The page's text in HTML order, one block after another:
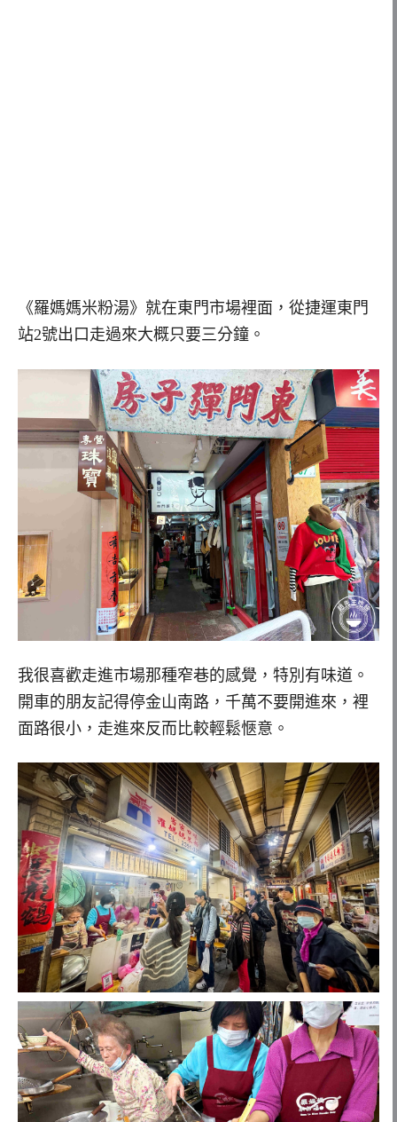
《羅媽媽米粉湯》就在東門市場裡面，從捷運東門
站2號出口走過來大概只要三分鐘。
我很喜歡走進市場那種窄巷的感覺，特別有味道。
開車的朋友記得停金山南路，千萬不要開進來，裡
面路很小，走進來反而比較輕鬆愜意。